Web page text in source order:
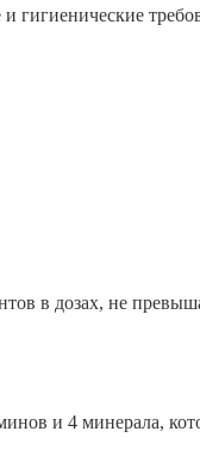
в дозах, не
и 4 минерала,